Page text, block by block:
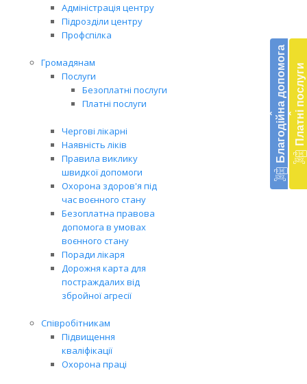
Адміністрація центру
Підрозділи центру
Профспілка
Громадянам
Послуги
Безоплатні послуги
Платні послуги
Чергові лікарні
Наявність ліків
Правила виклику
швидкої допомоги
Охорона здоров'я під
час воєнного стану
Безоплатна правова
допомога в умовах
воєнного стану
Поради лікаря
Дорожня карта для
постраждалих від
збройної агресії
Співробітникам
Підвищення
кваліфікації
Охорона праці
‹ Благодійна допомога ‹ Платні послуги